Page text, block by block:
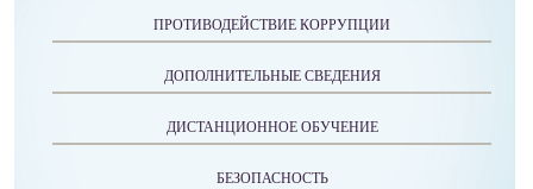
ПРОТИВОДЕЙСТВИЕ КОРРУПЦИИ
ДОПОЛНИТЕЛЬНЫЕ СВЕДЕНИЯ
ДИСТАНЦИОННОЕ ОБУЧЕНИЕ
БЕЗОПАСНОСТЬ